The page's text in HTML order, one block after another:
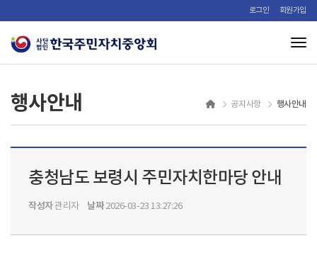
로그인 회원가입
행사안내 공지사항 행사안내
충청남도 보령시 주민자치한마당 안내
작성자관리자 날짜2026-03-23 13:27:26